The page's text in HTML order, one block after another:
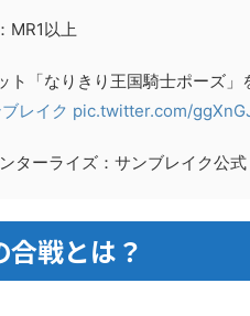
MR1以上
ト「なりきり王国騎士ポーズ」
レイク pic.twitter.com/
ターライズ：サンブレイク公式
戦とは？